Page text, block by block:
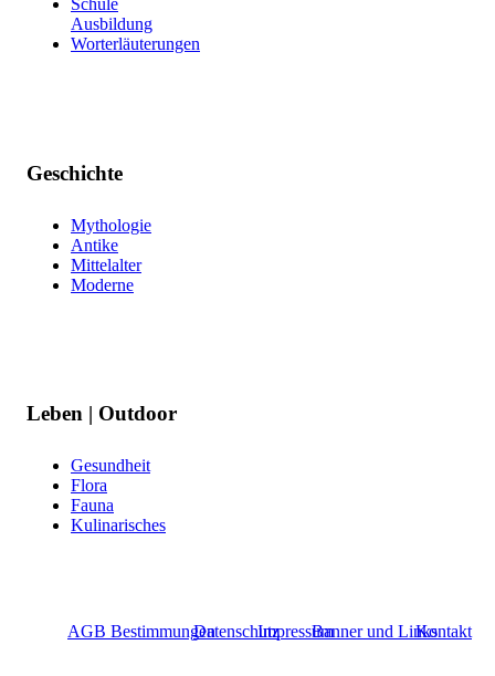
Schule
Ausbildung
Worterläuterungen
Geschichte
Mythologie
Antike
Mittelalter
Moderne
Leben | Outdoor
Gesundheit
Flora
Fauna
Kulinarisches
AGB BestimmungenDatenschutzImpressumBanner und LinksKontakt